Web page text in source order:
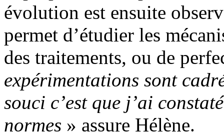
évolution est ensuite
permet d’étudier les
des traitements, ou de
expérimentations sont
souci c’est que j’ai
normes » assure Hélène.